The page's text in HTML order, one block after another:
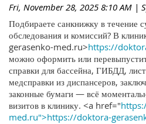
Fri, November 28, 2025 8:10 AM |
Подбираете санкнижку в течение
обследования и комиссий? В
gerasenko-med.ru>https://
можно оформить или
справки для бассейна, ГИБДД,
медсправки из диспансеров,
законные бумаги — всё
визитов в клинику. <a href="
med.ru">https://doktora-